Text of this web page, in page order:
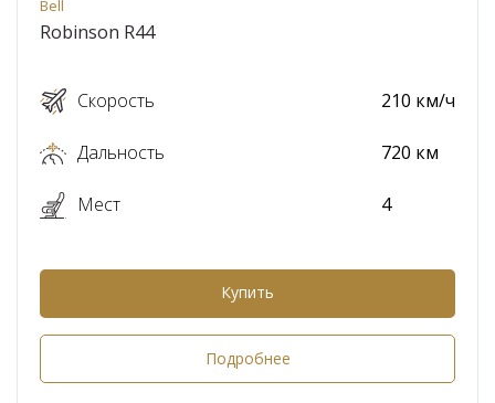
Bell
Robinson R44
Скорость
Дальность
Мест
210 км/ч
720 км
4
Купить
Подробнее